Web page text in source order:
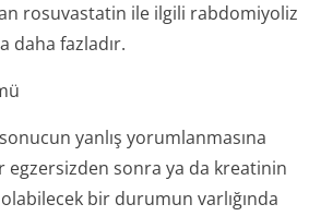
rosuvastatin ile ilgili rabdomiyoliz
daha fazladır.
yanlış yorumlanmasına
egzersizden sonra ya da kreatinin
bir durumun varlığında